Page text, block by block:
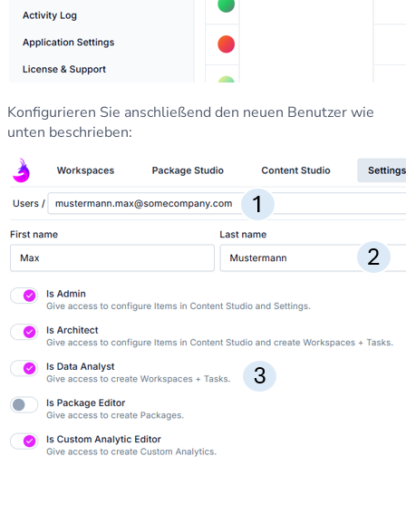
Konfigurieren Sie anschließend den neuen Benutzer wie
unten beschrieben: